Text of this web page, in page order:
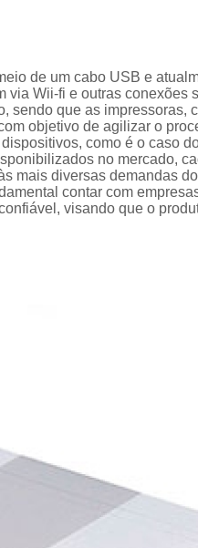
Impressora
de um cabo USB e
Wii-fi e outras conexões
sendo que as impressoras,
objetivo de agilizar o
como é o caso
no mercado,
mais diversas demandas
contar com
visando que o